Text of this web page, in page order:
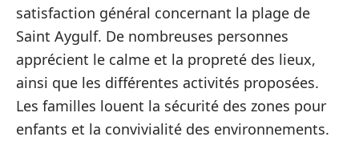
satisfaction général concernant la plage de
Saint Aygulf. De nombreuses personnes
apprécient le calme et la propreté des lieux,
ainsi que les différentes activités proposées.
Les familles louent la sécurité des zones pour
enfants et la convivialité des environnements.